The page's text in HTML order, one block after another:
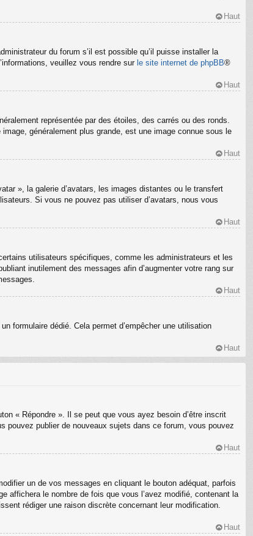
Haut
du forum s’il est possible qu’il puisse installer la
veuillez vous rendre sur le site internet de phpBB®
Haut
représentée par des étoiles, des carrés ou des ronds.
généralement plus grande, est une image connue sous le
Haut
», la galerie d’avatars, les images distantes ou le transfert
Si vous ne pouvez pas utiliser d’avatars, nous vous
Haut
utilisateurs spécifiques, comme les administrateurs et les
inutilement des messages afin d’augmenter votre rang sur
Haut
formulaire dédié. Cela permet d’empêcher une utilisation
Haut
« Répondre ». Il se peut que vous ayez besoin d’être inscrit
pouvez publier de nouveaux sujets dans ce forum, vous pouvez
Haut
un de vos messages en cliquant le bouton adéquat, parfois
affichera le nombre de fois que vous l’avez modifié, contenant la
rédiger une raison discrète concernant leur modification.
Haut